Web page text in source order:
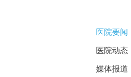
医院要闻
医院动态
媒体报道